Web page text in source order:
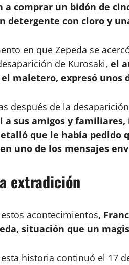
a comprar un bidón de
detergente con cloro y
en que Zepeda se
de Kurosaki, el
maletero, expresó unos
después de la
a sus amigos y
que le había
uno de los mensajes
extradición
acontecimientos,
situación que un
historia continuó el 17